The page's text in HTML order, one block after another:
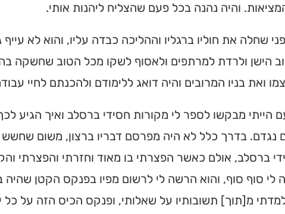
והיה נהנה בכל פעם שהצליח ליהנות אותי.
שחלה את חוליו ברגליו וההליכה כבדה עליו, והוא לא
הישן ולרדת למרתפים ולאסוף לשקו מכל הטוב שחשקה
ואת בניו המרובים והיה דואג ללימודם ולהכנתם לחיי
הייתי מבקשו לספר לי מקורות חסידי ברסלב ואיך הגיע
נגדם. בדרך כלל לא היה מפרסם דבריו ברצון, משום שחשש
ברסלב, אולם כאשר הפצרתי בו מאוד וחזרתי והפצרתי
לי סוף סוף, והוא הרשה לי לרשום מפיו בפנקס הקטן שהיה
מ[תוך] תשובותיו על שאלותי, ופנקס הכיס הזה על כל